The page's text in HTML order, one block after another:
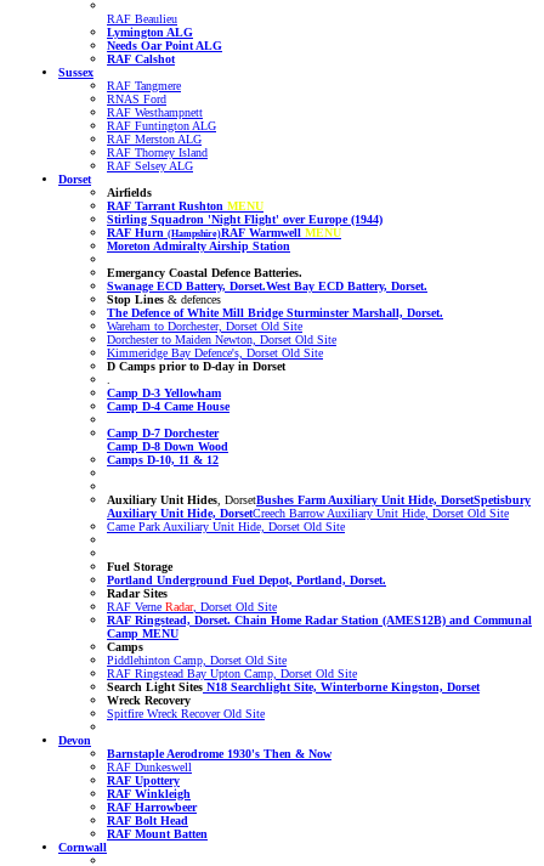
RAF Beaulieu
Lymington ALG
Needs Oar Point ALG
RAF Calshot
Sussex
RAF Tangmere
RNAS Ford
RAF Westhampnett
RAF Funtington ALG
RAF Merston ALG
RAF Thorney Island
RAF Selsey ALG
Dorset
Airfields
RAF Tarrant Rushton MENU
Stirling Squadron 'Night Flight' over Europe (1944)
RAF Hurn (Hampshire)RAF Warmwell MENU
Moreton Admiralty Airship Station
Emergancy Coastal Defence Batteries.
Swanage ECD Battery, Dorset.West Bay ECD Battery, Dorset.
Stop Lines & defences
The Defence of White Mill Bridge Sturminster Marshall, Dorset.
Wareham to Dorchester, Dorset Old Site
Dorchester to Maiden Newton, Dorset Old Site
Kimmeridge Bay Defence's, Dorset Old Site
D Camps prior to D-day in Dorset
Camp D-3 Yellowham
Camp D-4 Came House
Camp D-7 Dorchester
Camp D-8 Down Wood
Camps D-10, 11 & 12
Auxiliary Unit Hides , DorsetBushes Farm Auxiliary Unit Hide, DorsetSpetisbury
Auxiliary Unit Hide, DorsetCreech Barrow Auxiliary Unit Hide, Dorset Old Site
Came Park Auxiliary Unit Hide, Dorset Old Site
Fuel Storage
Portland Underground Fuel Depot, Portland, Dorset.
Radar Sites
RAF Verne Radar, Dorset Old Site
RAF Ringstead, Dorset. Chain Home Radar Station (AMES12B) and Communal
Camp MENU
Camps
Piddlehinton Camp, Dorset Old Site
RAF Ringstead Bay Upton Camp, Dorset Old Site
Search Light Sites N18 Searchlight Site, Winterborne Kingston, Dorset
Wreck Recovery
Spitfire Wreck Recover Old Site
Devon
Barnstaple Aerodrome 1930's Then & Now
RAF Dunkeswell
RAF Upottery
RAF Winkleigh
RAF Harrowbeer
RAF Bolt Head
RAF Mount Batten
Cornwall